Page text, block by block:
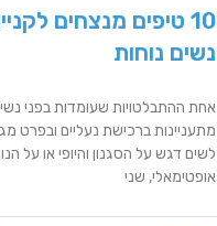
10 טיפים מנצחים
נשים נוחות
אחת ההתבלטויות שעומדות בפני
מתעניינות ברכישת נעליים ובפרט
לשים דגש על הסגנון והיופי או על
אופטימאלי, שני